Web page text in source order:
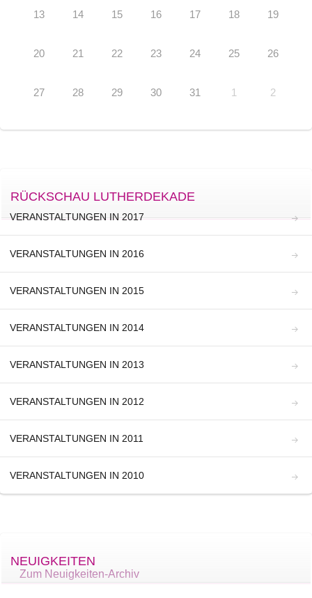
13 14 15 16 17 18 19
20 21 22 23 24 25 26
27 28 29 30 31 1 2
RÜCKSCHAU LUTHERDEKADE
VERANSTALTUNGEN IN 2017
VERANSTALTUNGEN IN 2016
VERANSTALTUNGEN IN 2015
VERANSTALTUNGEN IN 2014
VERANSTALTUNGEN IN 2013
VERANSTALTUNGEN IN 2012
VERANSTALTUNGEN IN 2011
VERANSTALTUNGEN IN 2010
NEUIGKEITEN
Zum Neuigkeiten-Archiv